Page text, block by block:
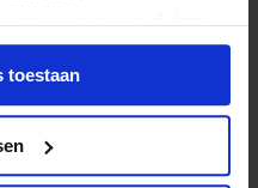
aanpassen of deze
moment voor de
toestaan